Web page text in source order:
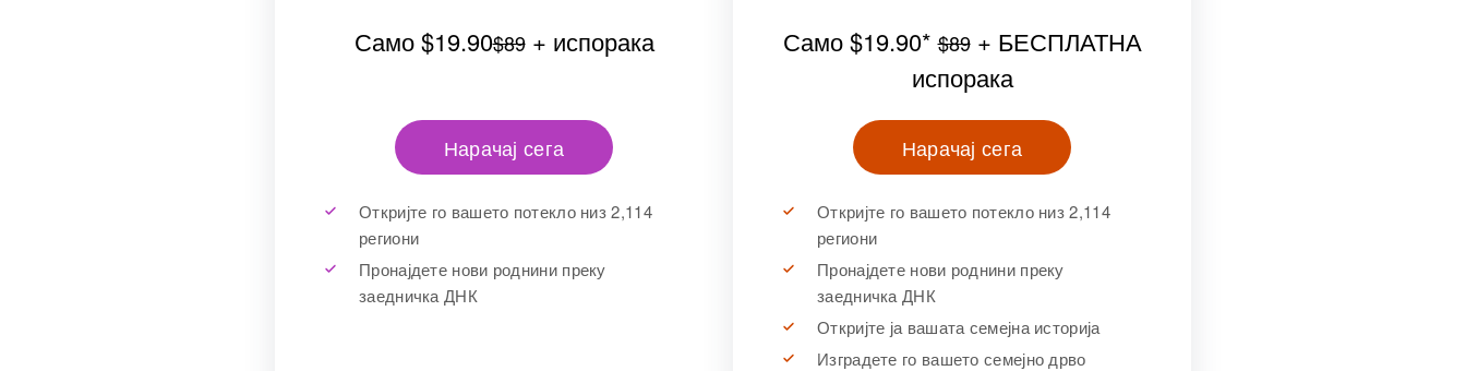
Само$19.90$89+ испорака
Нарачај сега
Откријте го вашето потекло низ 2,114
региони
Пронајдете нови роднини преку
заедничка ДНК
Само$19.90*$89+ БЕСПЛАТНА
испорака
Нарачај сега
Откријте го вашето потекло низ 2,114
региони
Пронајдете нови роднини преку
заедничка ДНК
Откријте ја вашата семејна историја
Изградете го вашето семејно дрво